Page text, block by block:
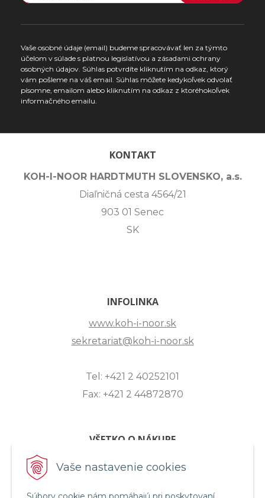
Vaše nastavenie cookies
Vaše osobné údaje (email) budeme spracovávať len za týmto
účelom v súlade s platnou legislatívou a zásadami ochrany
osobných údajov. Súhlas potvrdíte kliknutím na odkaz, ktorý
vám pošleme na váš email. Súhlas môžete kedykoľvek odvolať
písomne, emailom alebo kliknutím na odkaz z ktoréhokoľvek
informačného emailu.
KONTAKT
KOH-I-NOOR HARDTMUTH SLOVENSKO, a.s.
Diaľničná cesta 4564/21
903 01 Senec
SK
INFOLINKA
www.koh-i-noor.sk
sekretariat@koh-i-noor.sk
Tel: +421 2 40252101
Fax: +421 2 44872870
VŠETKO O NÁKUPE
ZASLANIE OTÁZKY